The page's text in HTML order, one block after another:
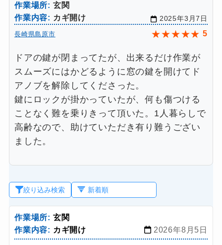
作業場所: 玄関
作業内容: カギ開け 2025年3月7日
長崎県島原市 ★★★★★ 5
ドアの鍵が閉まってたが、出来るだけ作業が
スムーズにはかどるように窓の鍵を開けてド
アノブを解除してくださった。
鍵にロックが掛かっていたが、何も傷つける
ことなく難を乗りきって頂いた。1人暮らしで
高齢なので、助けていただき有り難うござい
ました。
絞り込み検索
作業場所: 玄関
作業内容: カギ開け 2026年8月5日